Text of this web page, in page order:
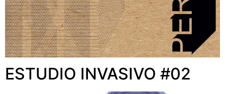
ESTUDIO INVASIVO #02